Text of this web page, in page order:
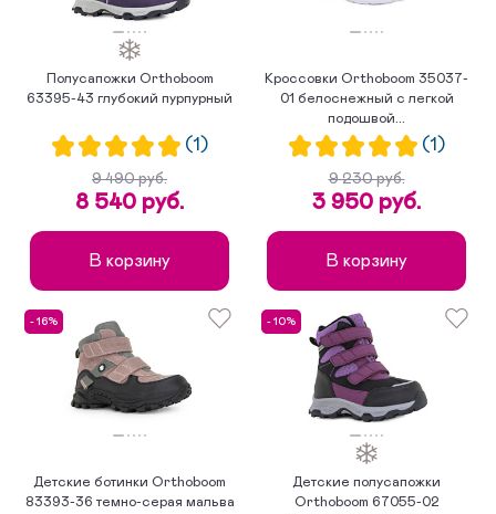
Полусапожки Orthoboom
63395-43 глубокий пурпурный
(1)
9 490 руб.
8 540 руб.
В корзину
Кроссовки Orthoboom 35037-
01 белоснежный с легкой
подошвой...
(1)
9 230 руб.
3 950 руб.
В корзину
- 16%
Детские ботинки Orthoboom
83393-36 темно-серая мальва
- 10%
Детские полусапожки
Orthoboom 67055-02